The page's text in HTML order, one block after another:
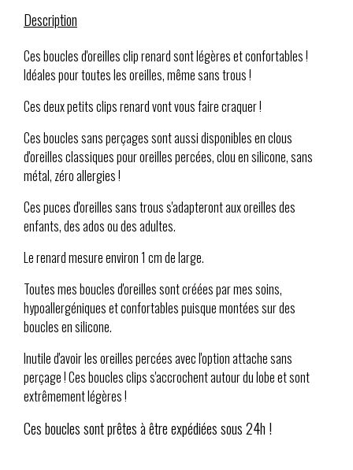
Description
Ces boucles d'oreilles clip renard sont légères et confortables !
Idéales pour toutes les oreilles, même sans trous !
Ces deux petits clips renard vont vous faire craquer !
Ces boucles sans perçages sont aussi disponibles en clous
d'oreilles classiques pour oreilles percées, clou en silicone, sans
métal, zéro allergies !
Ces puces d'oreilles sans trous s'adapteront aux oreilles des
enfants, des ados ou des adultes.
Le renard mesure environ 1 cm de large.
Toutes mes boucles d'oreilles sont créées par mes soins,
hypoallergéniques et confortables puisque montées sur des
boucles en silicone.
Inutile d'avoir les oreilles percées avec l'option attache sans
perçage ! Ces boucles clips s'accrochent autour du lobe et sont
extrêmement légères !
Ces boucles sont prêtes à être expédiées sous 24h !